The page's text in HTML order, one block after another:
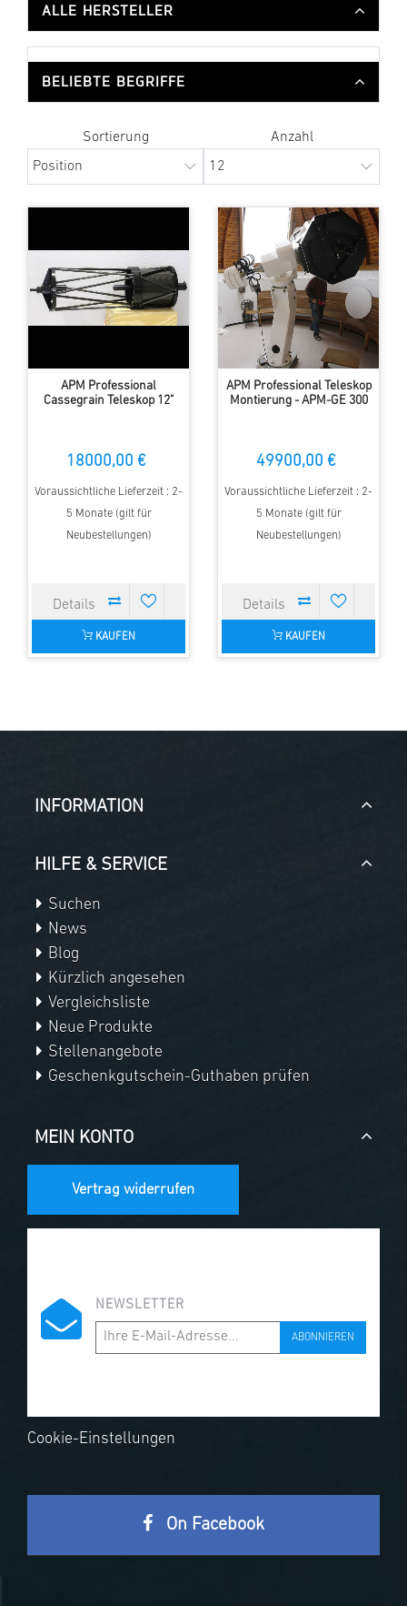
ALLE HERSTELLER
BELIEBTE BEGRIFFE
Sortierung Anzahl
APM Professional
Cassegrain Teleskop 12"
18000,00 €
Voraussichtliche Lieferzeit : 2-
5 Monate (gilt für
Neubestellungen)
KAUFEN
APM Professional Teleskop
Montierung - APM-GE 300
49900,00 €
Voraussichtliche Lieferzeit : 2-
5 Monate (gilt für
Neubestellungen)
KAUFEN
INFORMATION
HILFE & SERVICE
Suchen
News
Blog
Kürzlich angesehen
Vergleichsliste
Neue Produkte
Stellenangebote
Geschenkgutschein-Guthaben prüfen
MEIN KONTO
Vertrag widerrufen
NEWSLETTER
ABONNIEREN
Cookie-Einstellungen
On Facebook